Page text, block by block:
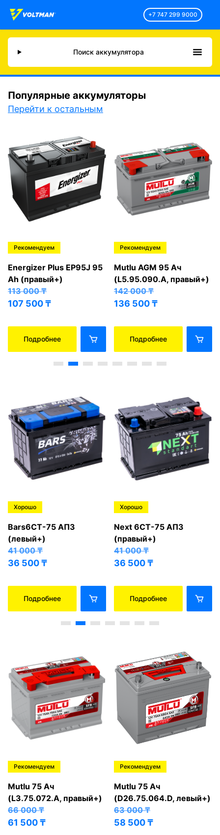
+7 747 299 9000
Поиск аккумулятора
Популярные аккумуляторы
Перейти к остальным
Рекомендуем
Energizer Plus EP95J 95
Ah (правый+)
113 000₸
107 500₸
Подробнее
Рекомендуем
Mutlu AGM 95 Ач
(L5.95.090.A, правый+)
142 000₸
136 500₸
Подробнее
Хорошо
Bars6СТ-75 АПЗ
(левый+)
41 000₸
36 500₸
Подробнее
Хорошо
Next 6СТ-75 АПЗ
(правый+)
41 000₸
36 500₸
Подробнее
Рекомендуем
Mutlu 75 Ач
(L3.75.072.A, правый+)
66 000₸
61 500₸
Рекомендуем
Mutlu 75 Ач
(D26.75.064.D, левый+)
63 000₸
58 500₸